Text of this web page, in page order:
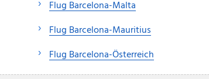
Flug Barcelona-Malta
Flug Barcelona-Mauritius
Flug Barcelona-Österreich